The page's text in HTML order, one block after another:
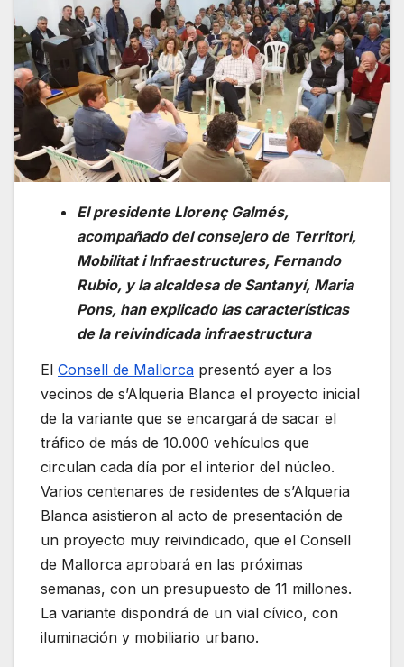
El presidente Llorenç Galmés,
acompañado del consejero de Territori,
Mobilitat i Infraestructures, Fernando
Rubio, y la alcaldesa de Santanyí, Maria
Pons, han explicado las características
de la reivindicada infraestructura
El Consell de Mallorca presentó ayer a los
vecinos de s’Alqueria Blanca el proyecto inicial
de la variante que se encargará de sacar el
tráfico de más de 10.000 vehículos que
circulan cada día por el interior del núcleo.
Varios centenares de residentes de s’Alqueria
Blanca asistieron al acto de presentación de
un proyecto muy reivindicado, que el Consell
de Mallorca aprobará en las próximas
semanas, con un presupuesto de 11 millones.
La variante dispondrá de un vial cívico, con
iluminación y mobiliario urbano.